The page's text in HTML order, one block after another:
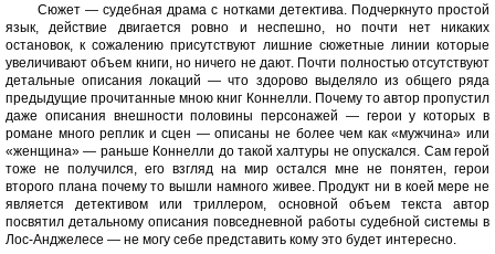
Сюжет — судебная драма с нотками детектива. Подчеркнуто простой
язык, действие двигается ровно и неспешно, но почти нет никаких
остановок, к сожалению присутствуют лишние сюжетные линии которые
увеличивают объем книги, но ничего не дают. Почти полностью отсутствуют
детальные описания локаций — что здорово выделяло из общего ряда
предыдущие прочитанные мною книг Коннелли. Почему то автор пропустил
даже описания внешности половины персонажей — герои у которых в
романе много реплик и сцен — описаны не более чем как «мужчина» или
«женщина» — раньше Коннелли до такой халтуры не опускался. Сам герой
тоже не получился, его взгляд на мир остался мне не понятен, герои
второго плана почему то вышли намного живее. Продукт ни в коей мере не
является детективом или триллером, основной объем текста автор
посвятил детальному описания повседневной работы судебной системы в
Лос-Анджелесе — не могу себе представить кому это будет интересно.